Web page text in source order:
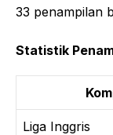
33 penampilan
Statistik
Liga Inggris